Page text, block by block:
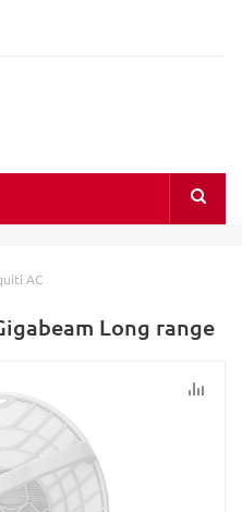
AC
Long range